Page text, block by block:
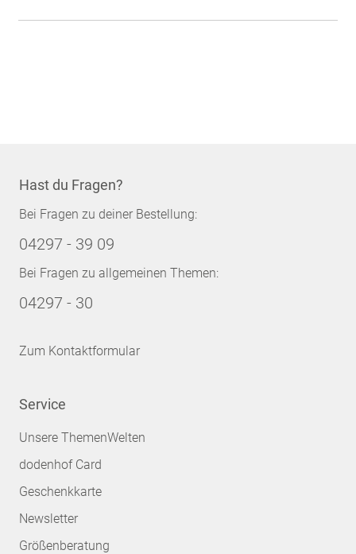
Hast du Fragen?
Bei Fragen zu deiner Bestellung:
04297 - 39 09
Bei Fragen zu allgemeinen Themen:
04297 - 30
Zum Kontaktformular
Service
Unsere ThemenWelten
dodenhof Card
Geschenkkarte
Newsletter
Größenberatung